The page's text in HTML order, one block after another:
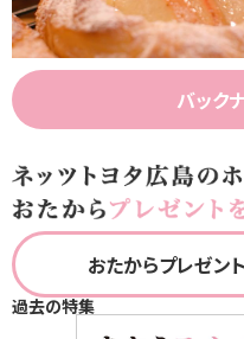
バック
おたからプレゼン
過去の特集